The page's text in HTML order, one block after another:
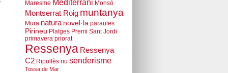
Maresme Mediterrani Monsó
Montserrat Roig muntanya
Mura natura novel·la paraules
Pirineu Platges Premi Sant Jordi
primavera priorat
Ressenya Ressenya
C2 Ripollès riu senderisme
Tossa de Mar